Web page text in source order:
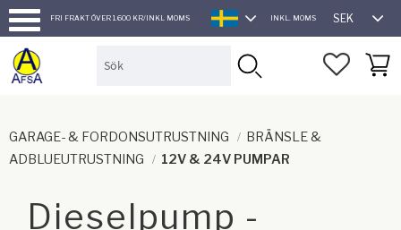
Meny
FRI FRAKT ÖVER 1.600 KR/INKL MOMS
SVENSKA
INKL. MOMS SEK
GARAGE- & FORDONSUTRUSTNING
BRÄNSLE &
ADBLUEUTRUSTNING
12V & 24V PUMPAR
Dieselpump -